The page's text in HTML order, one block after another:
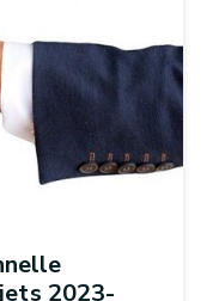
2023-